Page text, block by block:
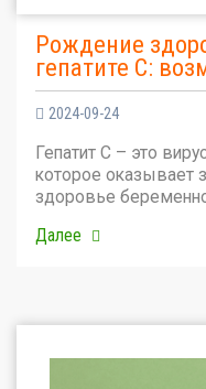
Рождение
гепатите С:
2024-09-24
Гепатит С – это
которое оказывает
здоровье
Далее